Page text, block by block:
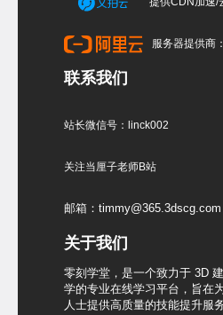
服务器提供商
联系我们
站长微信号：linck002
关注当厘子老师B站
邮箱：timmy@365.3dscg.com
关于我们
零刻学堂，是一个致力于 3D
学的专业在线学习平台，旨在
人士提供高质量的技能提升服